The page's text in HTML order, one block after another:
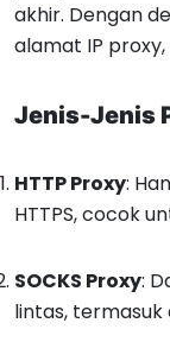
akhir. Dengan
alamat IP
Jenis-Jenis
HTTP Proxy:
HTTPS, cocok
SOCKS Proxy:
lintas,